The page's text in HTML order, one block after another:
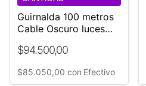
Guirnalda 100 metros
Cable Oscuro luces
lluvia
$94.500,00
$85.050,00 con Efectivo